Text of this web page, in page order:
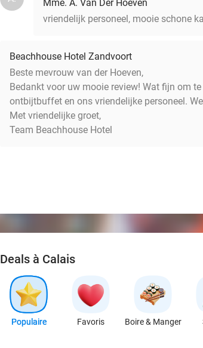
Mme. A. Van Der Hoeven
vriendelijk personeel, mooie schone
Beachhouse Hotel Zandvoort
Beste mevrouw van der Hoeven,
Bedankt voor uw mooie review! Wat fijn om
ontbijtbuffet en ons vriendelijke personeel.
Met vriendelijke groet,
Team Beachhouse Hotel
Deals à Calais
Populaire Favoris Boire & Manger